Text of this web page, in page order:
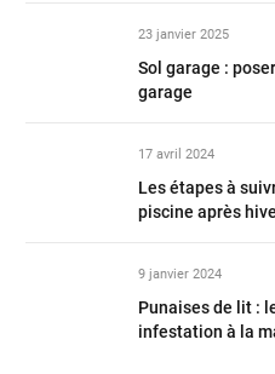
23 janvier 2025
Sol garage :
garage
17 avril 2024
Les étapes à
piscine après
9 janvier 2024
Punaises de lit :
infestation à la